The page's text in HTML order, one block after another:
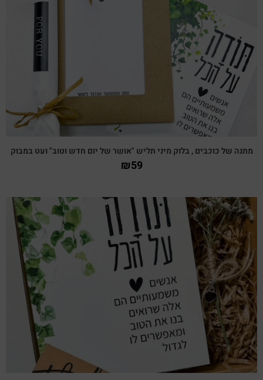
מתנה של כוכבים , בלוק מיני תליש "אושר של יום חדש וטוב" ועט במבוק
₪59
צפייה מהירה